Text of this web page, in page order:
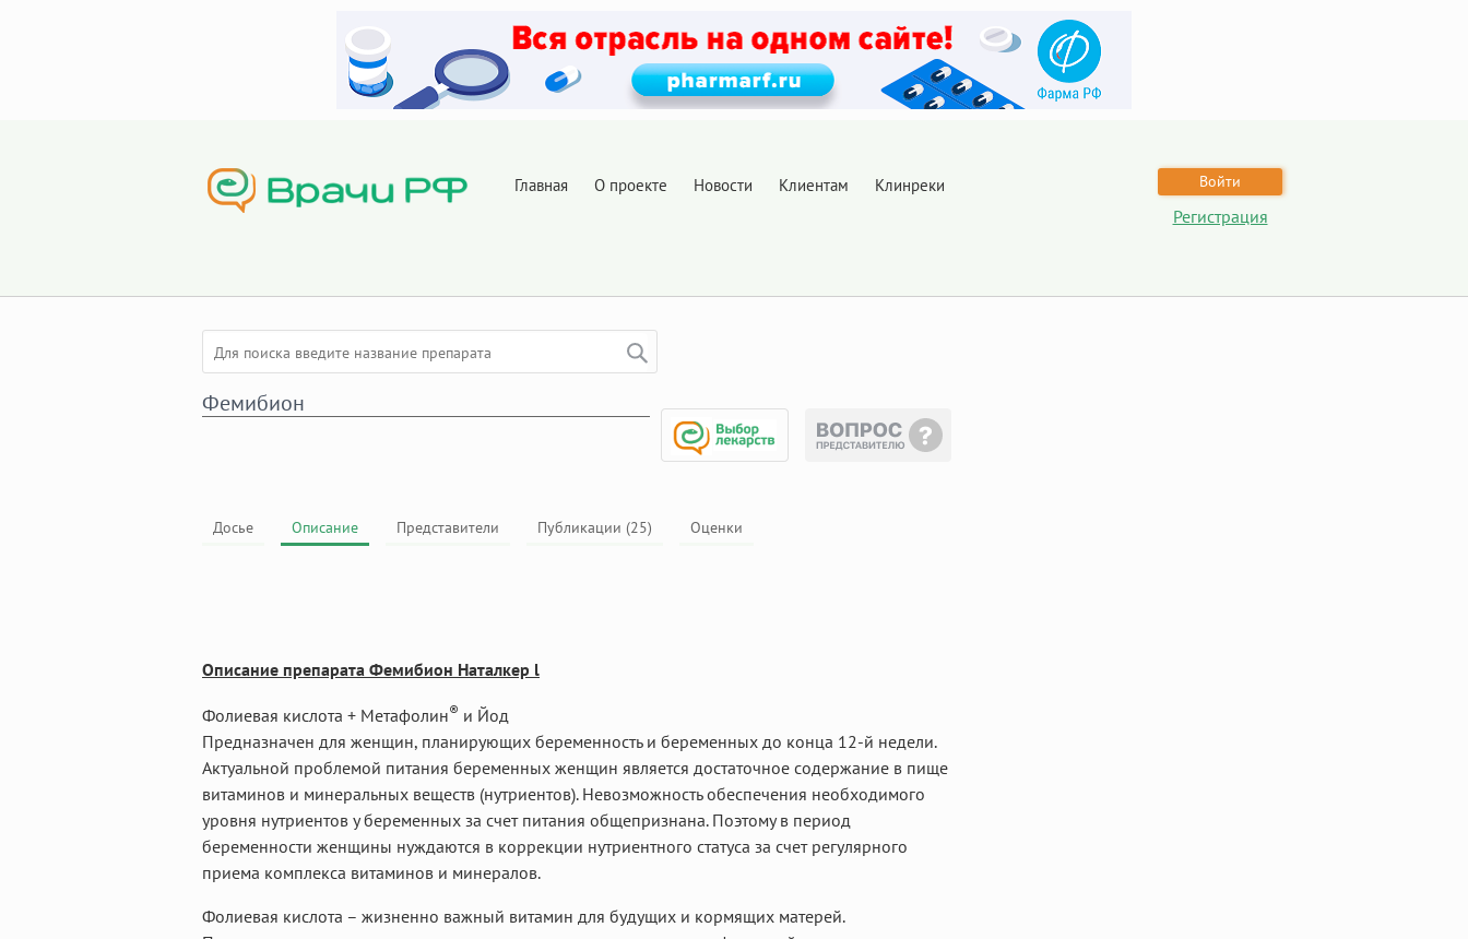
Главная О проекте Новости Клиентам Клинреки Войти
Регистрация
Фемибион
Досье Описание Представители Публикации (25) Оценки
Описание препарата Фемибион Наталкер l
Фолиевая кислота + Метафолин® и Йод
Предназначен для женщин, планирующих беременность и беременных до конца 12-й недели.
Актуальной проблемой питания беременных женщин является достаточное содержание в пище
витаминов и минеральных веществ (нутриентов). Невозможность обеспечения необходимого
уровня нутриентов у беременных за счет питания общепризнана. Поэтому в период
беременности женщины нуждаются в коррекции нутриентного статуса за счет регулярного
приема комплекса витаминов и минералов.
Фолиевая кислота – жизненно важный витамин для будущих и кормящих матерей.